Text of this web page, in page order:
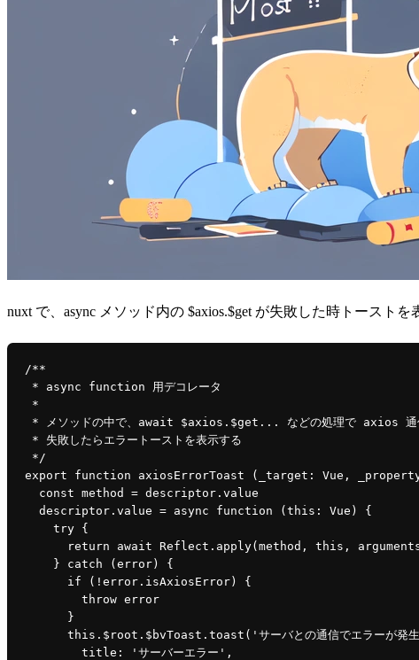
nuxt で、async メソッド内の $axios.$get が失敗した時トーストを
/**
* async function 用デコレータ
*
* メソッドの中で、await $axios.$get... などの処理で axios 通信
* 失敗したらエラートーストを表示する
*/
export function axiosErrorToast (_target: Vue,
const method = descriptor. value
descriptor. value = async function ( this : Vue) {
try {
return await Reflect . apply( method , this ,
    }
catch
(error) {
if
(!error. isAxiosError) {
throw error
      }
this . $root . $bvToast . toast ( 'サーバとの通信でエラーが発
title : 'サーバーエラー' ,